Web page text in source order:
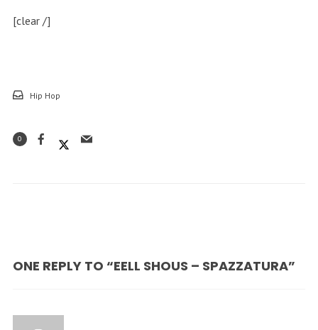
[clear /]
Hip Hop
0
ONE REPLY TO “EELL SHOUS – SPAZZATURA”